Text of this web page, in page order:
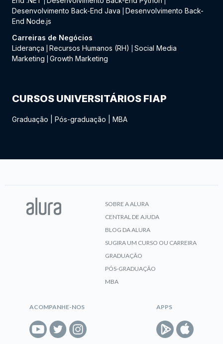
Desenvolvimento Back-End Java
Desenvolvimento Back-
End Node.js
Carreiras de Negócios
Liderança
Recursos Humanos (RH)
Social Media
Marketing
Growth Marketing
CURSOS UNIVERSITÁRIOS FIAP
Graduação Pós-graduação MBA
SOBRE A ALURA
CENTRAL DE AJUDA
BLOG DA ALURA
SUGIRA UM CURSO OU CARREIRA
GRADUAÇÃO
PÓS-GRADUAÇÃO
MBA
ACOMPANHE-NOS APPS